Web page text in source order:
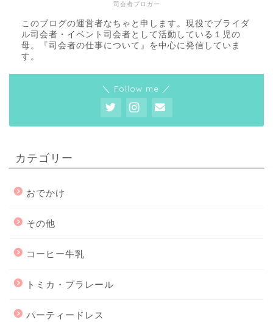
司会者ブロガー
このブログの運営者なちゃと申します。現役でブライダ
ル司会者・イベント司会者として活動している１児の
母。『司会者の仕事について』を中心に発信していま
す。
＼ Follow me ／
カテゴリー
おでかけ
その他
コーヒー牛乳
トミカ・プラレール
パーティードレス